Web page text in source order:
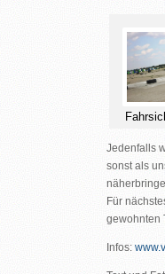
Jedenfalls
sonst als
Für
gewohnten
Infos: